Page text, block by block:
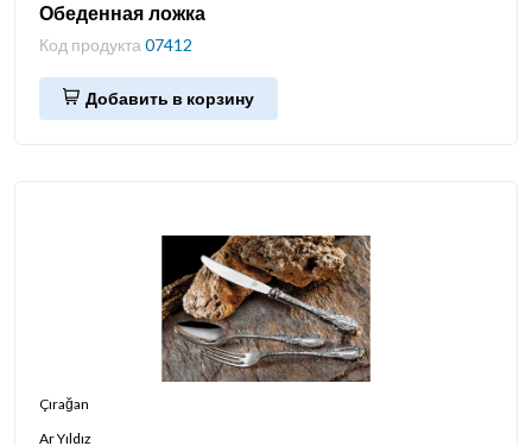
Обеденная ложка
Код продукта 07412
Добавить в корзину
Çırağan
Ar Yıldız